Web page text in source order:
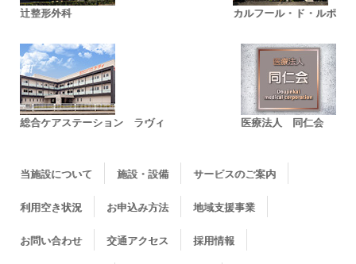
辻整形外科 カルフール・ド・ルポ
総合ケアステーション ラヴィ 医療法人 同仁会
当施設について 施設・設備 サービスのご案内
利用空き状況 お申込み方法 地域支援事業
お問い合わせ 交通アクセス 採用情報